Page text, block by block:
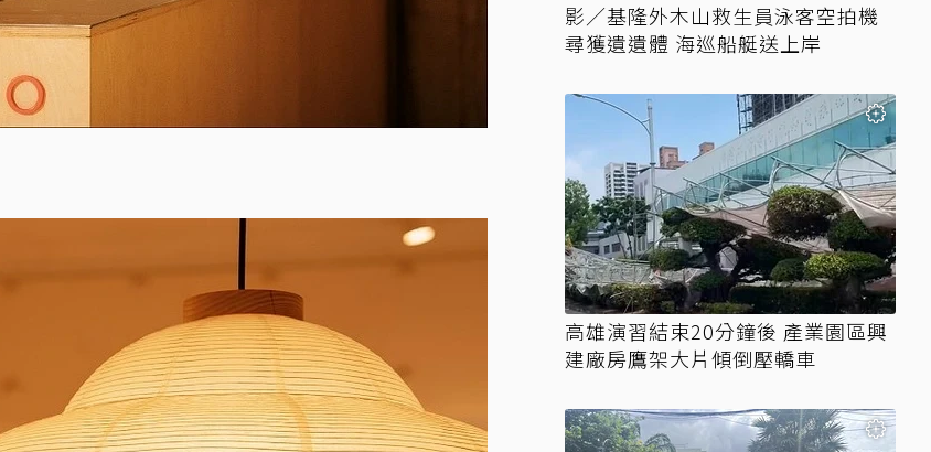
影／基隆外木山救生員泳客空拍機
尋獲遺遺體 海巡船艇送上岸
高雄演習結束20分鐘後 產業園區興
建廠房鷹架大片傾倒壓轎車